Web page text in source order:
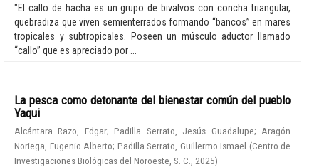
"El callo de hacha es un grupo de bivalvos con concha triangular,
quebradiza que viven semienterrados formando “bancos” en mares
tropicales y subtropicales. Poseen un músculo aductor llamado
“callo” que es apreciado por ...
La pesca como detonante del bienestar común del pueblo
Yaqui
Alcántara Razo, Edgar;Padilla Serrato, Jesús Guadalupe; Aragón
Noriega, Eugenio Alberto; Padilla Serrato, Guillermo Ismael (Centro de
Investigaciones Biológicas del Noroeste, S. C.
2025)